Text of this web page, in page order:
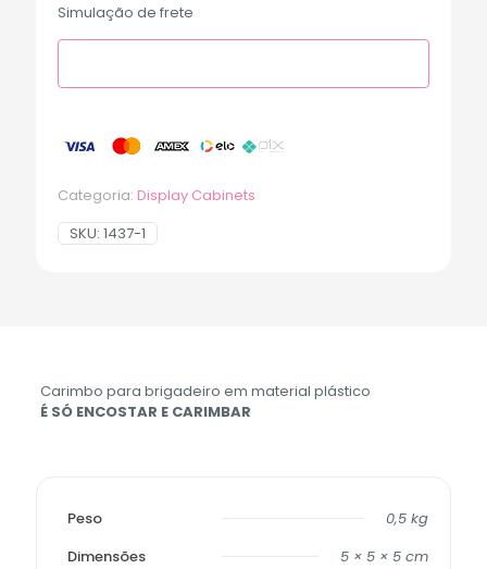
Simulação de frete
Categoria: Display Cabinets
SKU: 1437-1
Carimbo para brigadeiro em material plástico
É SÓ ENCOSTAR E CARIMBAR
Peso
0,5 kg
Dimensões
5 × 5 × 5 cm